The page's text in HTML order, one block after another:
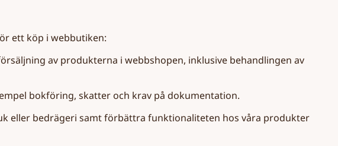
ett köp i webbutiken:
av produkterna i webbshopen, inklusive behandlingen av
bokföring, skatter och krav på dokumentation.
eller bedrägeri samt förbättra funktionaliteten hos våra produkter